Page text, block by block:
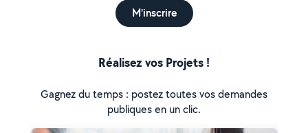
M'inscrire
Réalisez vos Projets !
Gagnez du temps : postez toutes vos demandes
publiques en un clic.